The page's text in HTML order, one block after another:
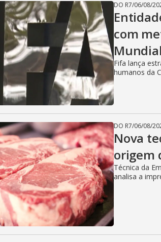
DO R7/06/08/
com
Fifa lança
humanos da
DO R7/06/08/
Nova
origem
Técnica da
analisa a